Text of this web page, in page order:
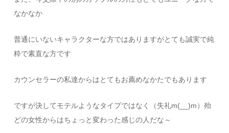
なかなか
普通にいないキャラクターな方ではありますがとても誠実で純
粋で素直な方です
カウンセラーの私達からはとてもお薦めなかたでもあります
ですが決してモテルようなタイプではなく（失礼m(__)m）殆
どの女性からはちょっと変わった感じの人だな～